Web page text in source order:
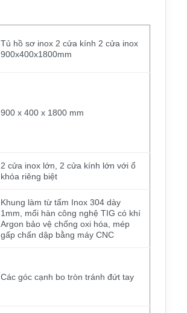
Tủ hồ sơ inox 2 cửa kính 2 cửa inox
900x400x1800mm
900 x 400 x 1800 mm
2 cửa inox lớn, 2 cửa kính lớn với ổ
khóa riêng biệt
Khung làm từ tấm Inox 304 dày
1mm, mối hàn công nghệ TIG có khí
Argon bảo vệ chống oxi hóa, mép
gấp chấn dập bằng máy CNC
Các góc cạnh bo tròn tránh đứt tay